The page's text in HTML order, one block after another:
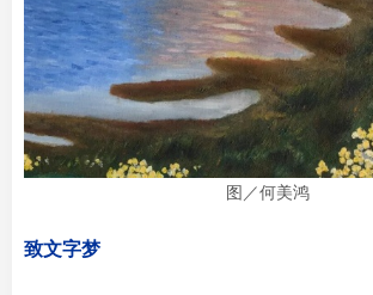
图／何美鸿
致文字梦